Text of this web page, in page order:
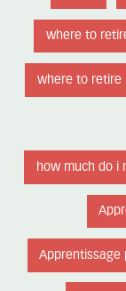
where to
where to retire
how much do i
Apprentissage